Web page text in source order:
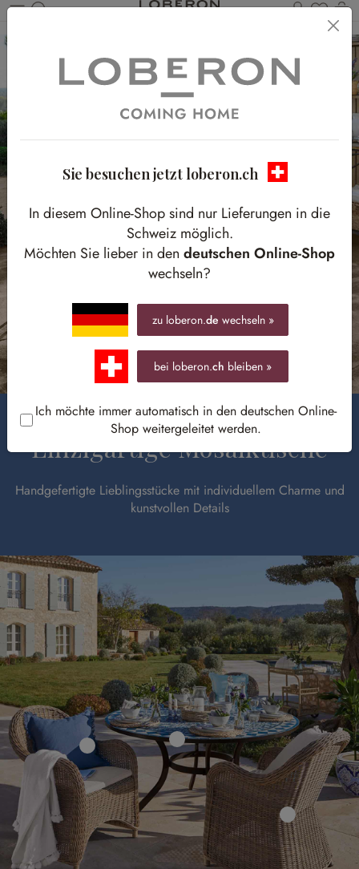
Du
Einzigartige Mosaiktische
Handgefertigte Lieblingsstücke mit individuellem Charme und
kunstvollen Details
Sie besuchen jetzt loberon.ch
In diesem Online-Shop sind nur Lieferungen in die
Schweiz möglich.
Möchten Sie lieber in den deutschen Online-Shop
wechseln?
zu loberon.de wechseln »
bei loberon.ch bleiben »
Ich möchte immer automatisch in den deutschen Online-
Shop weitergeleitet werden.